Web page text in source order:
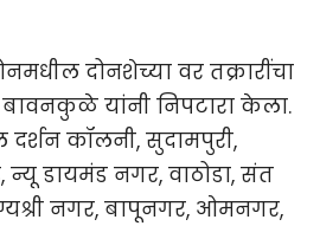
दोनशेच्या वर तक्रारींचा
यांनी निपटारा केला.
कॉलनी, सुदामपुरी,
न्यू डायमंड नगर, वाठोडा, संत
नगर, बापूनगर, ओमनगर,